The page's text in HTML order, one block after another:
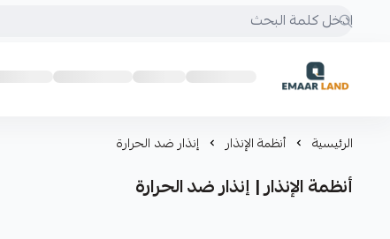
إعمار لاند
الرئيسية أنظمة الإنذار إنذار ضد الحرارة
أنظمة الإنذار | إنذار ضد الحرارة